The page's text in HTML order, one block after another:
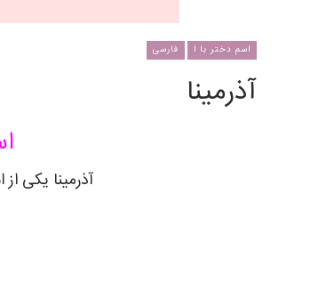
اسم دختر با ا فارسی
آذرمینا
آذرمینا یکی